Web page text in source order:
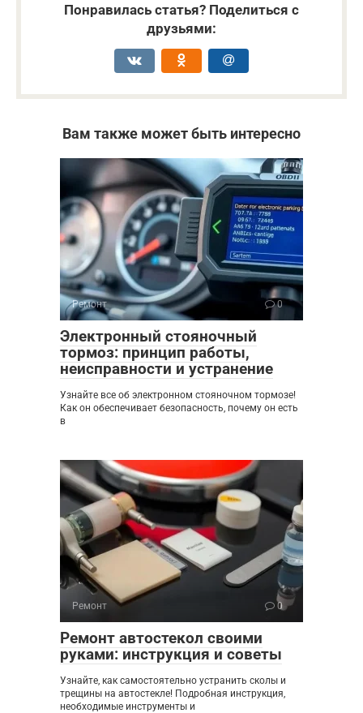
Понравилась статья? Поделиться с
друзьями:
Вам также может быть интересно
Ремонт 0
Электронный стояночный
тормоз: принцип работы,
неисправности и устранение
Узнайте все об электронном стояночном тормозе!
Как он обеспечивает безопасность, почему он есть
в
Ремонт 0
Ремонт автостекол своими
руками: инструкция и советы
Узнайте, как самостоятельно устранить сколы и
трещины на автостекле! Подробная инструкция,
необходимые инструменты и